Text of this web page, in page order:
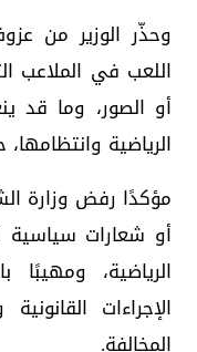
وحذّر الوزير من
اللعب في الملاعب
أو الصور، وما قد
الرياضية
مؤكدًا رفض وزارة
أو شعارات سياسية
الرياضية، ومهيبًا
الإجراءات
المخالفة.